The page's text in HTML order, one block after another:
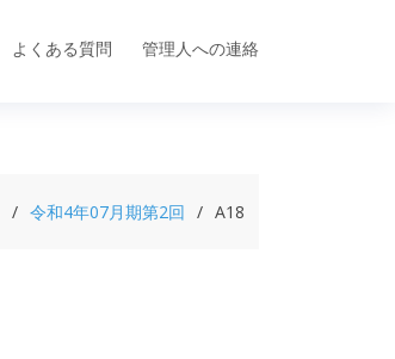
よくある質問 管理人への連絡
令和4年07月期第2回 A18